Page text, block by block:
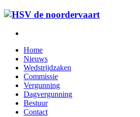
Home
Nieuws
Wedstrijdzaken
Commissie
Vergunning
Dagvergunning
Bestuur
Contact